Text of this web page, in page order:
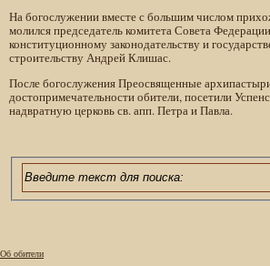
На богослужении вместе с большим числом
молился председатель комитета Совета
конституционному законодательству и
строительству Андрей Клишас.
После богослужения Преосвященные
достопримечательности обители, посетили
надвратную церковь св. апп. Петра и Павла.
Об обители